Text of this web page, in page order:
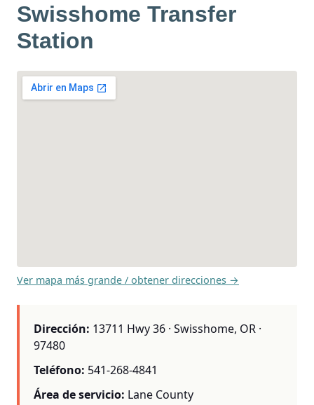
Swisshome Transfer
Station
Ver mapa más grande / obtener direcciones →
Dirección: 13711 Hwy 36 · Swisshome, OR ·
97480
Teléfono: 541-268-4841
Área de servicio: Lane County